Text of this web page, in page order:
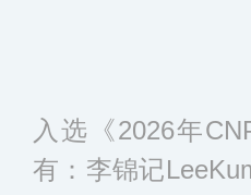
入选《2026年
有：李锦记